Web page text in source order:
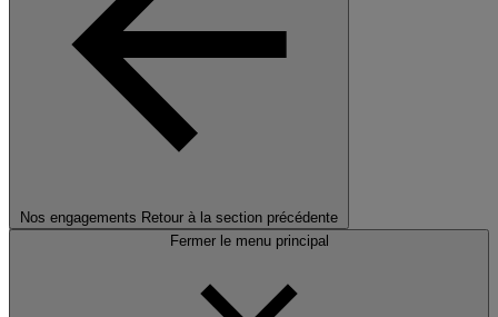
Nos engagements Retour à la section précédente
Fermer le menu principal